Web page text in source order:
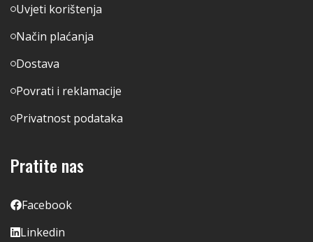
Uvjeti korištenja
Način plaćanja
Dostava
Povrati i reklamacije
Privatnost podataka
Pratite nas
Facebook
Linkedin